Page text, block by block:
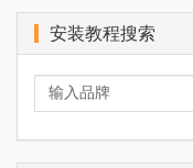
安装教程搜索